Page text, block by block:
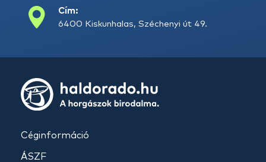
Cím:
6400 Kiskunhalas, Széchenyi út 49.
Céginformáció
ÁSZF